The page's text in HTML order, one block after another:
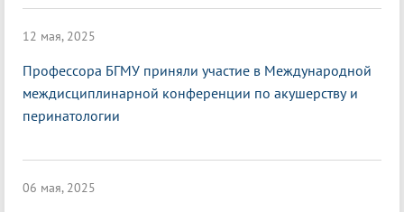
12 мая, 2025
Профессора БГМУ приняли участие в Международной
междисциплинарной конференции по акушерству и
перинатологии
06 мая, 2025